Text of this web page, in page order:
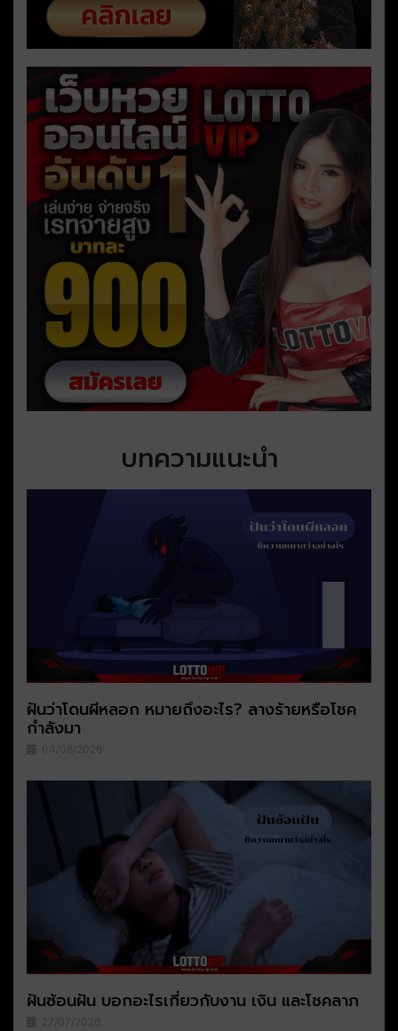
บทความแนะนำ
ฝันว่าโดนผีหลอก หมายถึงอะไร? ลางร้ายหรือโชค
กำลังมา
04/08/2026
ฝันซ้อนฝัน บอกอะไรเกี่ยวกับงาน เงิน และโชคลาภ
27/07/2026